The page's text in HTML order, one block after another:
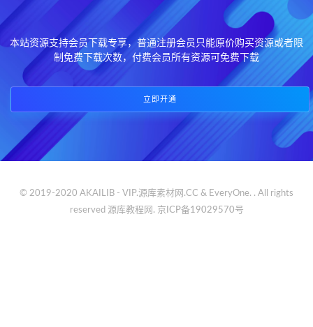
本站资源支持会员下载专享，普通注册会员只能原价购买资源或者限
制免费下载次数，付费会员所有资源可免费下载
立即开通
© 2019-2020 AKAILIB - VIP.源库素材网.CC & EveryOne. . All rights
reserved 源库教程网. 京ICP备19029570号